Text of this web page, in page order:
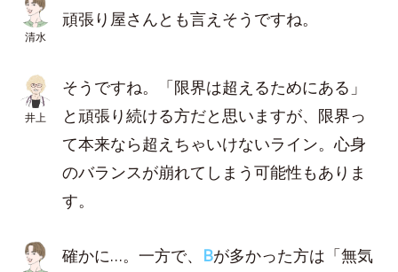
清水
頑張り屋さんとも言えそうですね。
井上
そうですね。「限界は超えるためにある」
と頑張り続ける方だと思いますが、限界っ
て本来なら超えちゃいけないライン。心身
のバランスが崩れてしまう可能性もありま
す。
確かに…。一方で、 Bが多かった方は「無気